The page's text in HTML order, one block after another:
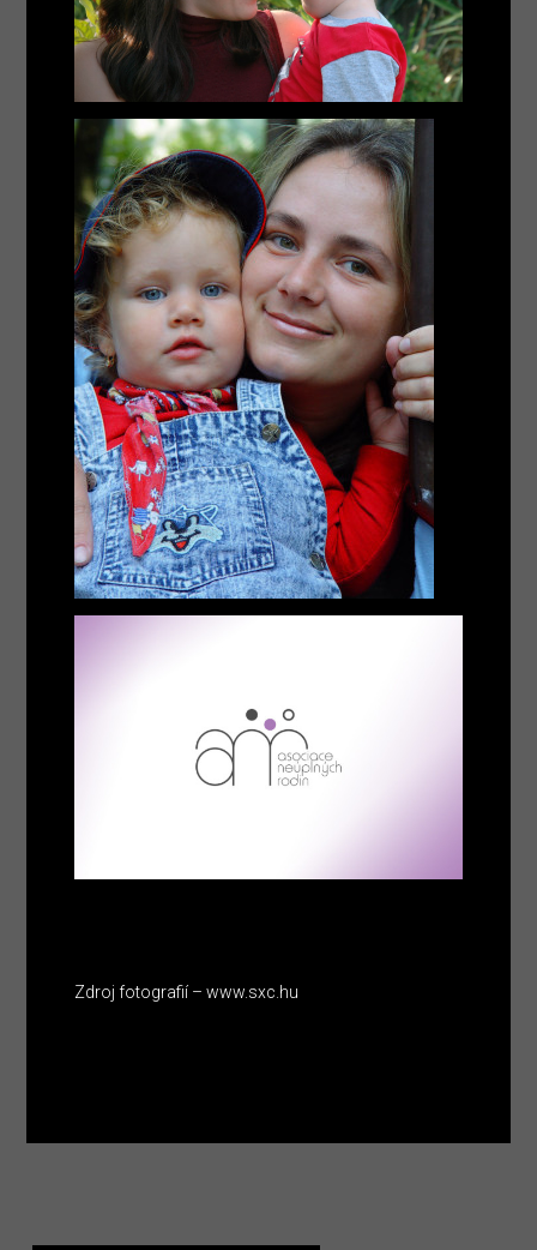
Zdroj fotografií – www.sxc.hu